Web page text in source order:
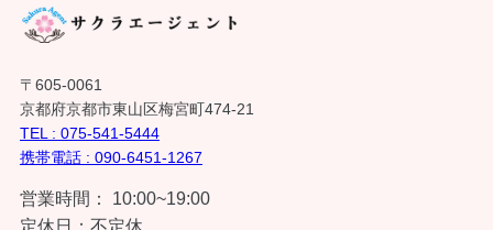
〒605-0061
京都府京都市東山区梅宮町474-21
TEL : 075-541-5444
携帯電話 : 090-6451-1267
営業時間： 10:00~19:00
定休日：不定休